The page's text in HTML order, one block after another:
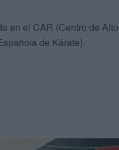
en el CAR (Centro de
de Kárate).